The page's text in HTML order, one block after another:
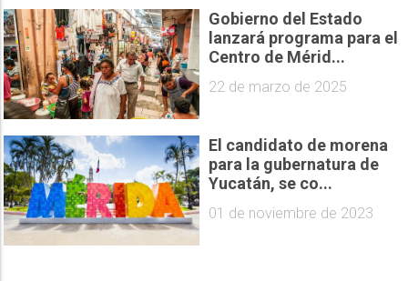
Gobierno del Estado
lanzará programa para el
Centro de Mérid...
22 de marzo de 2025
El candidato de morena
para la gubernatura de
Yucatán, se co...
01 de noviembre de 2023